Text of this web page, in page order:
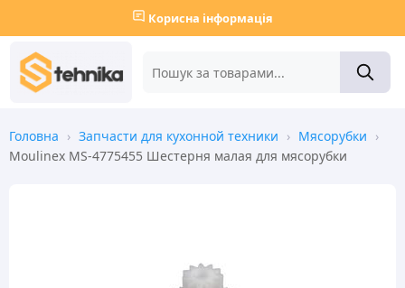
Корисна інформація
Головна › Запчасти для кухонной техники › Мясорубки ›
Moulinex MS-4775455 Шестерня малая для мясорубки